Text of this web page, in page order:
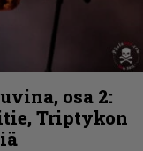
osa 2:
Triptykon